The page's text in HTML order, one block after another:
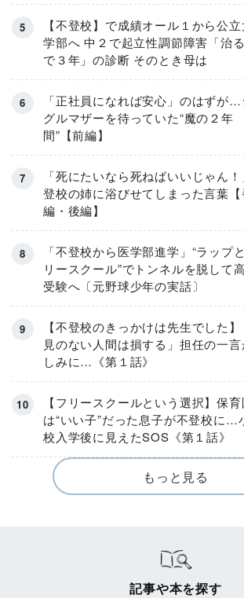
【不登校】で成績オール１から公
学部へ 中２で起立性調節障害「治
で３年」の診断 そのとき母は
「正社員になれば安心」のはずが…
グルマザーを待っていた“魔の２年
間”【前編】
「死にたいなら死ねばいいじゃん
登校の姉に浴びせてしまった言葉
編・後編】
「不登校から医学部進学」“ラップ
リースクール”でトンネルを脱して
受験へ〔元野球少年の実話〕
【不登校のきっかけは先生でした
見のない人間は損する」担任の一
しみに…《第１話》
【フリースクールという選択】保
は“いい子”だった息子が不登校に…
校入学後に見えたSOS《第１話》
もっと見る
記事や本を探す